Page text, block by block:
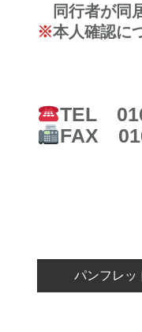
同行者が同
※本人確認に
TEL
FAX
パンフレッ